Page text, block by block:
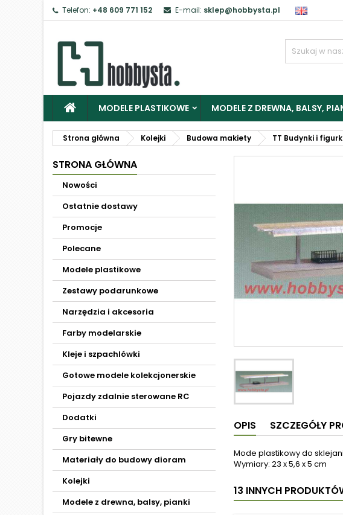
Telefon: +48 609 771 152 E-mail: sklep@hobbysta.pl
MODELE PLASTIKOWE MODELE Z DREWNA, BALSY,
Strona główna Kolejki Budowa makiety TT Budynki i
STRONA GŁÓWNA
Nowości
Ostatnie dostawy
Promocje
Polecane
Modele plastikowe
Zestawy podarunkowe
Narzędzia i akcesoria
Farby modelarskie
Kleje i szpachlówki
Gotowe modele kolekcjonerskie
Pojazdy zdalnie sterowane RC
Dodatki
Gry bitewne
Materiały do budowy dioram
Kolejki
Modele z drewna, balsy, pianki
OPIS SZCZEGÓŁY
Mode plastikowy do
Wymiary: 23 x 5,6 x 5 cm
13 INNYCH